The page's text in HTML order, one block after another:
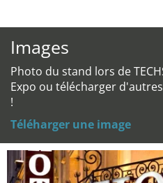
Images
Photo du stand lors de
Expo ou télécharger
!
Téléharger une image